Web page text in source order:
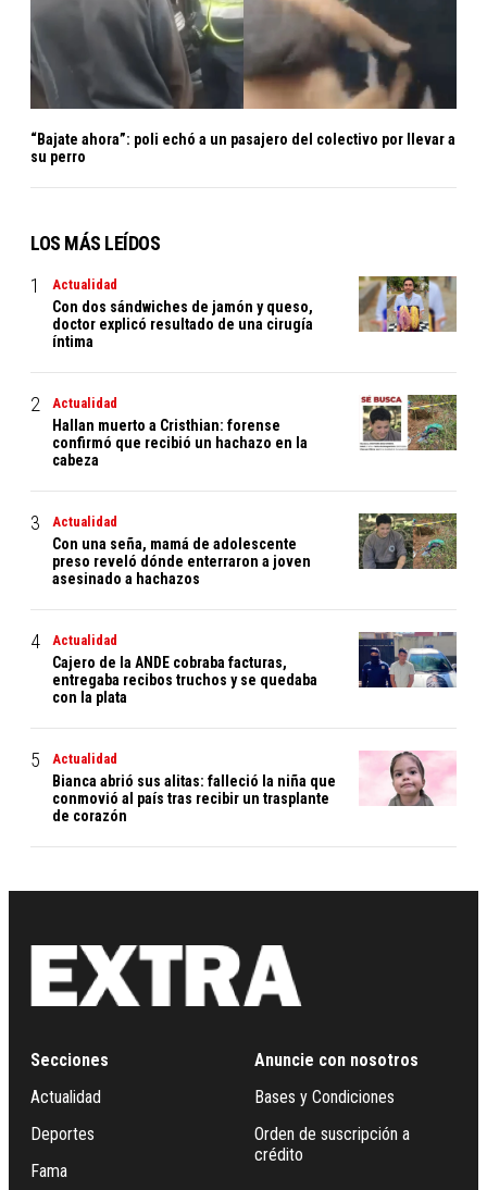
“Bajate ahora”: poli echó a un pasajero del colectivo por llevar a
su perro
LOS MÁS LEÍDOS
Actualidad
Con dos sándwiches de jamón y queso,
doctor explicó resultado de una cirugía
íntima
Actualidad
Hallan muerto a Cristhian: forense
confirmó que recibió un hachazo en la
cabeza
Actualidad
Con una seña, mamá de adolescente
preso reveló dónde enterraron a joven
asesinado a hachazos
Actualidad
Cajero de la ANDE cobraba facturas,
entregaba recibos truchos y se quedaba
con la plata
Actualidad
Bianca abrió sus alitas: falleció la niña que
conmovió al país tras recibir un trasplante
de corazón
Secciones
Actualidad
Deportes
Fama
Anuncie con nosotros
Bases y Condiciones
Orden de suscripción a
crédito